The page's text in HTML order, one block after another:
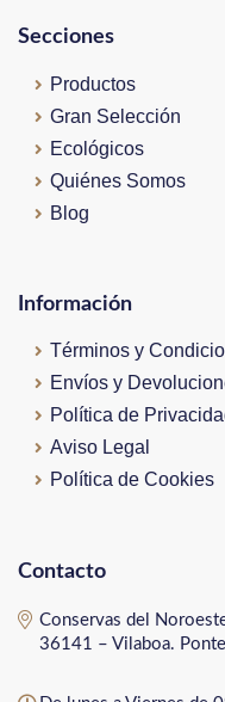
Secciones
Productos
Gran Selección
Ecológicos
Quiénes Somos
Blog
Información
Términos y
Envíos y
Política de
Aviso Legal
Política de Cookies
Contacto
Conservas del
36141 – Vilaboa.